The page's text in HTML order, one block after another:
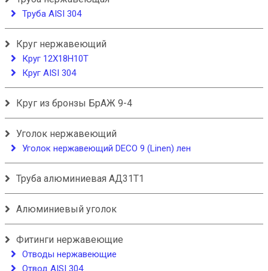
Труба AISI 304
Круг нержавеющий
Круг 12Х18Н10Т
Круг AISI 304
Круг из бронзы БрАЖ 9-4
Уголок нержавеющий
Уголок нержавеющий DECO 9 (Linen) лен
Труба алюминиевая АД31Т1
Алюминиевый уголок
Фитинги нержавеющие
Отводы нержавеющие
Отвод AISI 304